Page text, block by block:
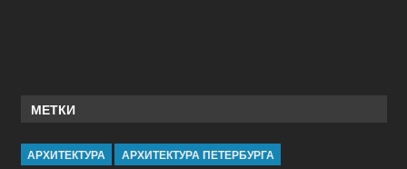
МЕТКИ
АРХИТЕКТУРА
АРХИТЕКТУРА ПЕТЕРБУРГА